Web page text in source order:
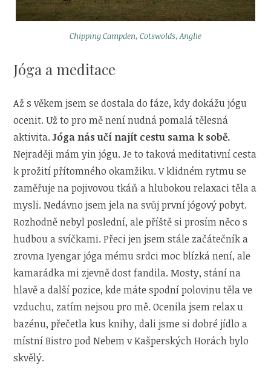
Chipping Campden, Cotswolds, Anglie
Jóga a meditace
Až s věkem jsem se dostala do fáze, kdy dokážu jógu
ocenit. Už to pro mě není nudná pomalá tělesná
aktivita.Jóga nás učí najít cestu sama k sobě.
Nejraději mám yin jógu. Je to taková meditativní cesta
k prožití přítomného okamžiku. V klidném rytmu se
zaměřuje na pojivovou tkáň a hlubokou relaxaci těla a
mysli. Nedávno jsem jela na svůj první jógový pobyt.
Rozhodně nebyl poslední, ale příště si prosím něco s
hudbou a svíčkami. Přeci jen jsem stále začátečník a
zrovna Iyengar jóga mému srdci moc blízká není, ale
kamarádka mi zjevně dost fandila. Mosty, stání na
hlavě a další pozice, kde máte spodní polovinu těla ve
vzduchu, zatím nejsou pro mě. Ocenila jsem relax u
bazénu, přečetla kus knihy, dali jsme si dobré jídlo a
místní Bistro pod Nebem v Kašperských Horách bylo
skvělý.